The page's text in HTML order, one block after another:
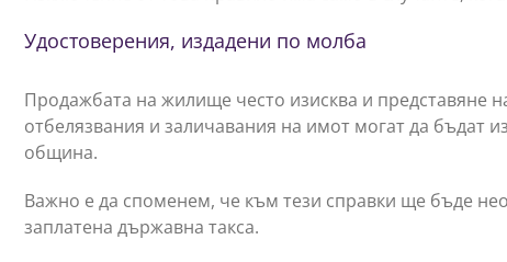
Удостоверения, издадени по молба
Продажбата на жилище често изисква и представяне
отбелязвания и заличавания на имот могат да бъдат
община.
Важно е да споменем, че към тези справки ще бъде
заплатена държавна такса.